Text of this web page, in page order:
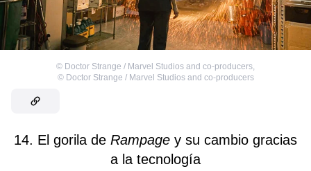
© Doctor Strange / Marvel Studios and co-producers,
© Doctor Strange / Marvel Studios and co-producers
14. El gorila de Rampage y su cambio gracias
a la tecnología